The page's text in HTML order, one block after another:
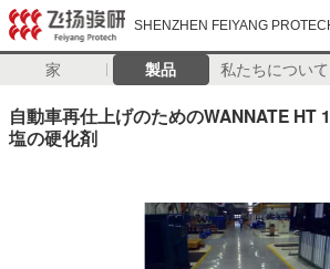
SHENZHEN FEIYANG
家 製品 私たちについて
自動車再仕上げのためのWANNATE HT
塩の硬化剤